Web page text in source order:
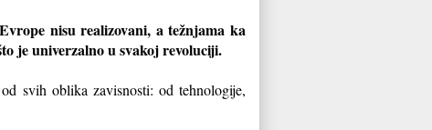
nisu realizovani, a težnjama ka
je univerzalno u svakoj revoluciji.
svih oblika zavisnosti: od tehnologije,